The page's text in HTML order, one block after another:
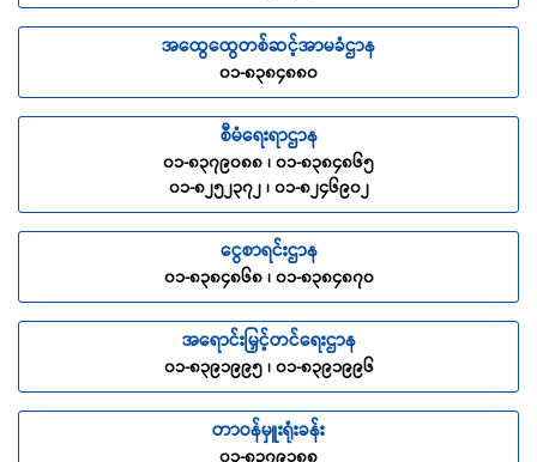
အထွေထွေတစ်ဆင့်အာမခံဌာန
၀၁-၈၃၈၄၈၈၀
စီမံရေးရာဌာန
၀၁-၈၃၇၉၀၈၈ ၊ ၀၁-၈၃၈၄၈၆၅
၀၁-၈၂၅၂၃၇၂ ၊ ၀၁-၈၂၄၆၉၀၂
ငွေစာရင်းဌာန
၀၁-၈၃၈၄၈၆၈ ၊ ၀၁-၈၃၈၄၈၇၀
အရောင်းမြှင့်တင်ရေးဌာန
၀၁-၈၃၉၁၉၉၅ ၊ ၀၁-၈၃၉၁၉၉၆
တာဝန်မှူးရုံးခန်း